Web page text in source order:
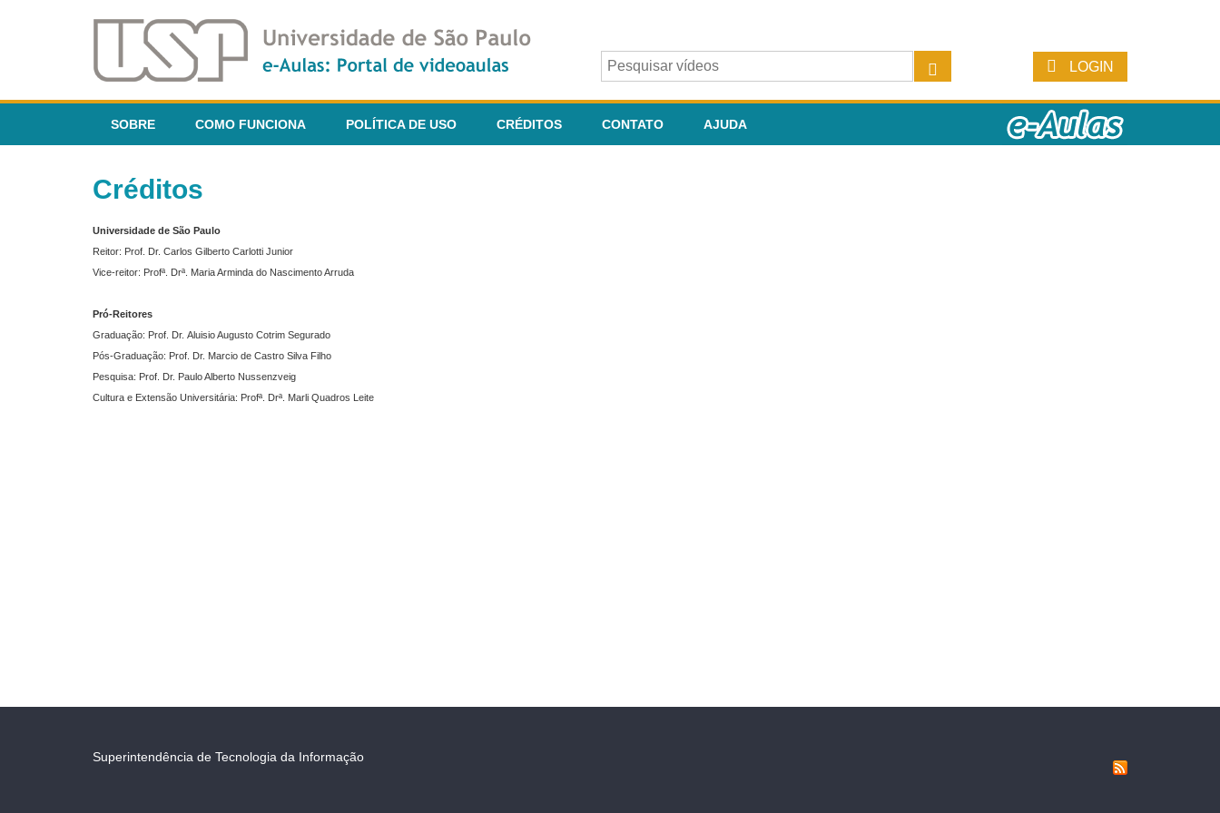
LOGIN
SOBRE COMO FUNCIONA POLÍTICA DE USO CRÉDITOS CONTATO AJUDA
Créditos
Universidade de São Paulo
Reitor: Prof. Dr. Carlos Gilberto Carlotti Junior
Vice-reitor: Profª. Drª. Maria Arminda do Nascimento Arruda
Pró-Reitores
Graduação: Prof. Dr. Aluisio Augusto Cotrim Segurado
Pós-Graduação: Prof. Dr. Marcio de Castro Silva Filho
Pesquisa: Prof. Dr. Paulo Alberto Nussenzveig
Cultura e Extensão Universitária: Profª. Drª. Marli Quadros Leite
Superintendência de Tecnologia da Informação